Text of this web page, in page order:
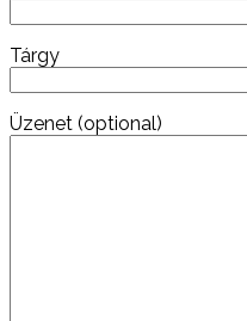
Tárgy
Üzenet (optional)